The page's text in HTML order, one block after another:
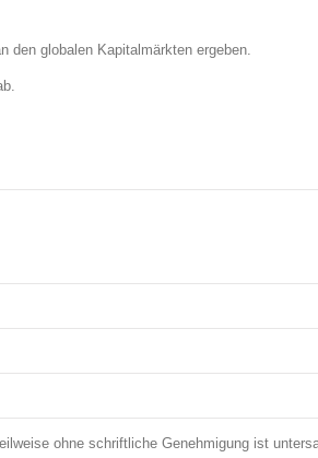
globalen Kapitalmärkten ergeben.
ohne schriftliche Genehmigung ist